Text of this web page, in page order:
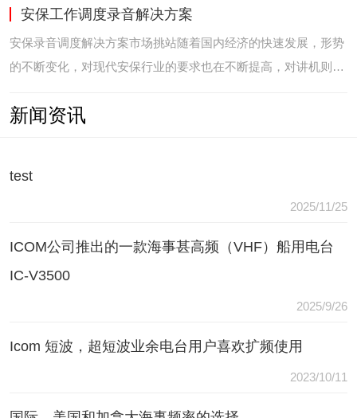
之间通过IP网络互联，通过成熟可靠的网络技术，艾可慕数字通
讯将延伸到世界的每一个角
安保工作调度录音解决方案
安保录音调度解决方案市场挑站随着国内经济的快速发展，形势
的不断变化，对现代安保行业的要求也在不断提高，对讲机则是
讯需要，常常会出现以下问题：（1）无可靠的报等多种保障手
新闻资讯
test
2025/11/25
ICOM公司推出的一款海事甚高频（VHF）船用电台
IC-V3500
2025/9/26
Icom 短波，超短波业余电台用户喜欢扩频使用
2023/10/11